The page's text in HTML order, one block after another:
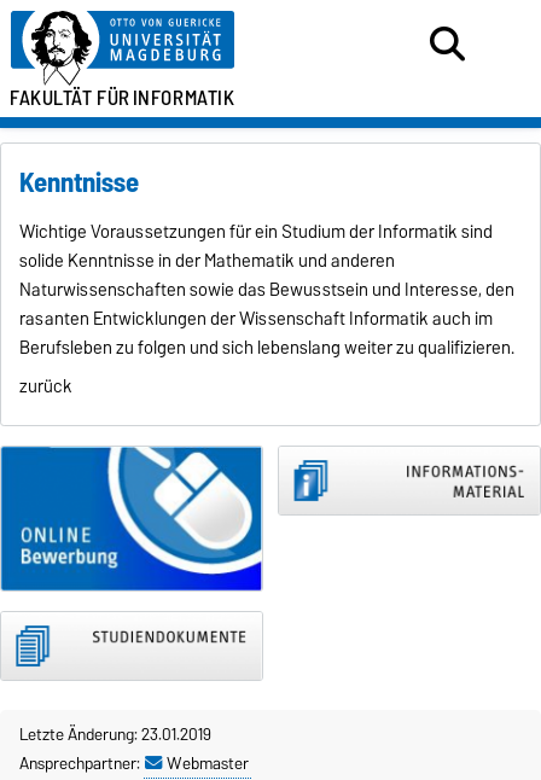
FAKULTÄT FÜRINFORMATIK
Kenntnisse
Wichtige Voraussetzungen für ein Studium der Informatik sind
solide Kenntnisse in der Mathematik und anderen
Naturwissenschaften sowie das Bewusstsein und Interesse, den
rasanten Entwicklungen der Wissenschaft Informatik auch im
Berufsleben zu folgen und sich lebenslang weiter zu qualifizieren.
zurück
Letzte Änderung: 23.01.2019
Ansprechpartner:
Webmaster